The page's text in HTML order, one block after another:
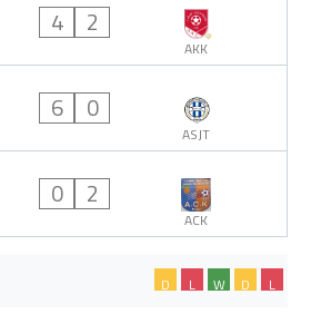
4 2
AKK
6 0
ASJT
0 2
ACK
L
D
W
L
D